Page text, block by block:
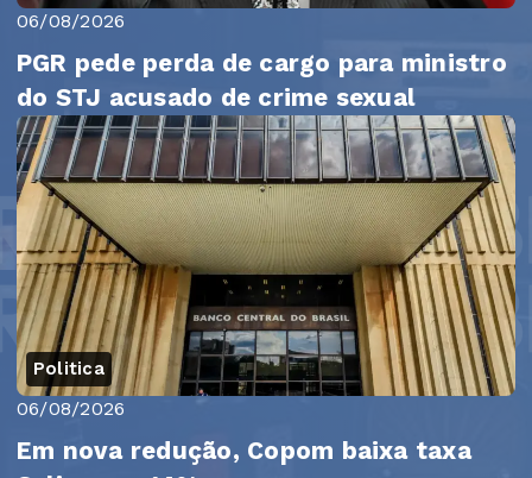
06/08/2026
PGR pede perda de cargo para ministro
do STJ acusado de crime sexual
Politica
06/08/2026
Em nova redução, Copom baixa taxa